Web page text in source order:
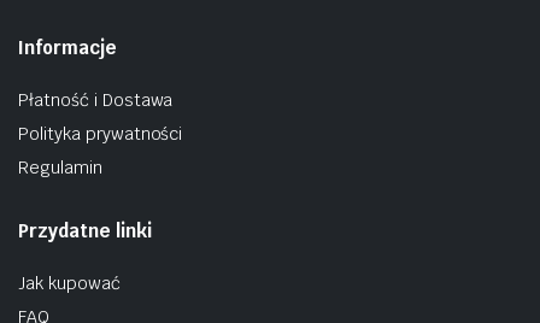
Informacje
Płatność i Dostawa
Polityka prywatności
Regulamin
Przydatne linki
Jak kupować
FAQ